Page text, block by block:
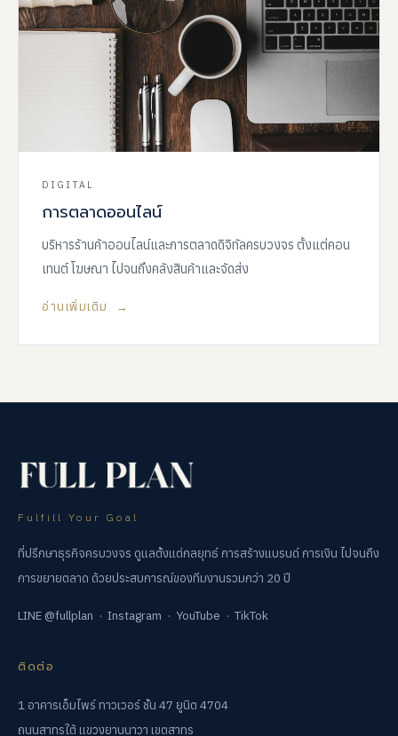
DIGITAL
การตลาดออนไลน์
บริหารร้านค้าออนไลน์และการตลาดดิจิทัลครบวงจร ตั้งแต่คอน
เทนต์ โฆษณา ไปจนถึงคลังสินค้าและจัดส่ง
อ่านเพิ่มเติม →
Fulfill Your Goal
ที่ปรึกษาธุรกิจครบวงจร ดูแลตั้งแต่กลยุทธ์ การสร้างแบรนด์ การเงิน ไปจนถึง
การขยายตลาด ด้วยประสบการณ์ของทีมงานรวมกว่า 20 ปี
LINE @fullplan · Instagram · YouTube · TikTok
ติดต่อ
1 อาคารเอ็มไพร์ ทาวเวอร์ ชั้น 47 ยูนิต 4704
ถนนสาทรใต้ แขวงยานนาวา เขตสาทร